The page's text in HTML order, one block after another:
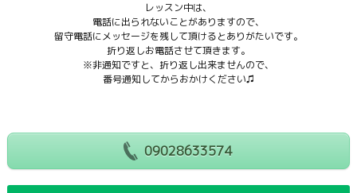
レッスン中は、
電話に出られないことがありますので、
留守電話にメッセージを残して頂けるとありがたいです。
折り返しお電話させて頂きます。
※非通知ですと、折り返し出来ませんので、
番号通知してからおかけください♫
09028633574